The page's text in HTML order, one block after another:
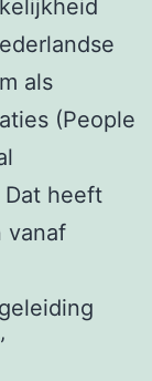
als
(People
heeft
vanaf